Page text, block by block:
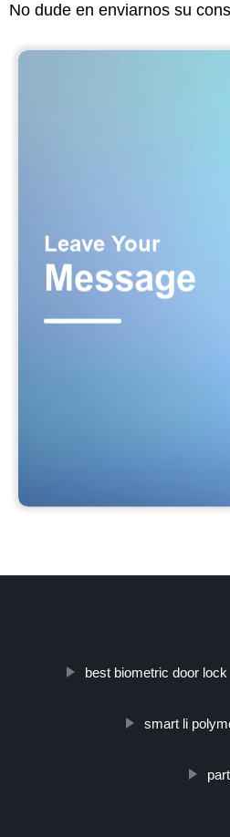
No dude en enviarnos su
best biometric door lock
smart li